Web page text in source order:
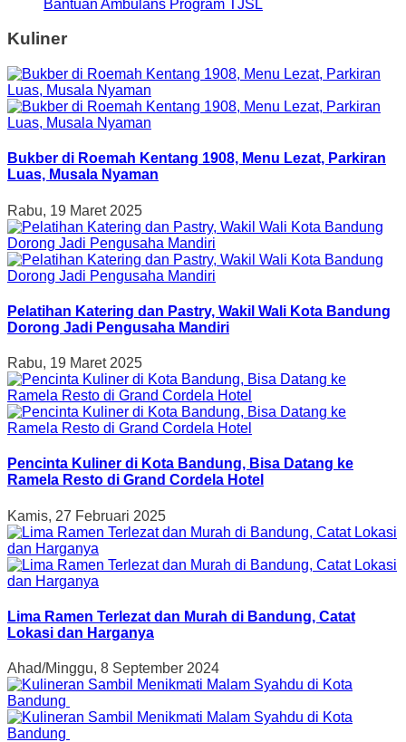
Bantuan Ambulans Program TJSL
Kuliner
Bukber di Roemah Kentang 1908, Menu Lezat, Parkiran
Luas, Musala Nyaman
Rabu, 19 Maret 2025
Pelatihan Katering dan Pastry, Wakil Wali Kota Bandung
Dorong Jadi Pengusaha Mandiri
Rabu, 19 Maret 2025
Pencinta Kuliner di Kota Bandung, Bisa Datang ke
Ramela Resto di Grand Cordela Hotel
Kamis, 27 Februari 2025
Lima Ramen Terlezat dan Murah di Bandung, Catat
Lokasi dan Harganya
Ahad/Minggu, 8 September 2024